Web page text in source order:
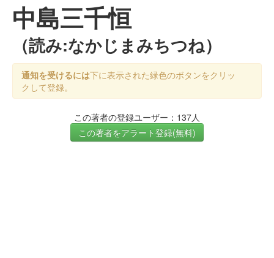
中島三千恒
（読み:なかじまみちつね）
通知を受けるには下に表示された緑色のボタンをクリッ
クして登録。
この著者の登録ユーザー：137人
この著者をアラート登録(無料)